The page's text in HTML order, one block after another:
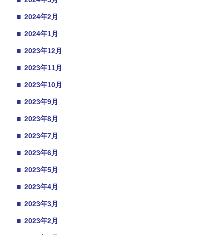
■ 2024年2月
■ 2024年1月
■ 2023年12月
■ 2023年11月
■ 2023年10月
■ 2023年9月
■ 2023年8月
■ 2023年7月
■ 2023年6月
■ 2023年5月
■ 2023年4月
■ 2023年3月
■ 2023年2月